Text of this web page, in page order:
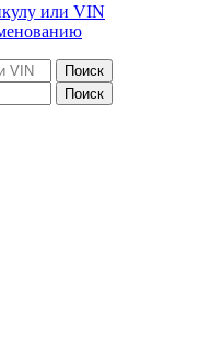
или VIN
Поиск
Поиск